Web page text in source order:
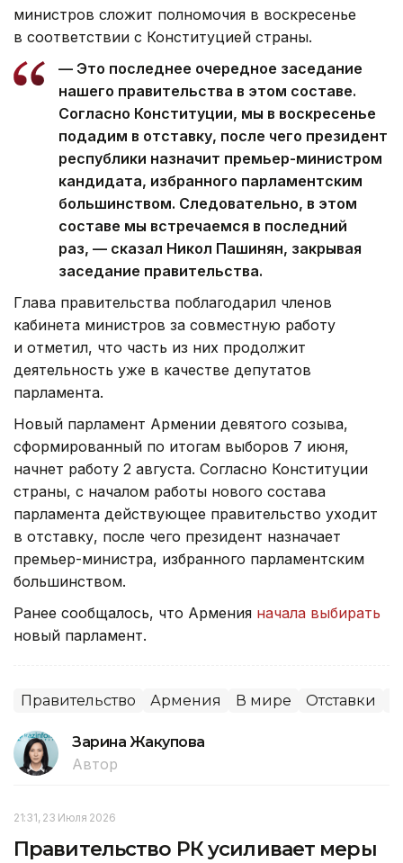
министров сложит полномочия в воскресенье
в соответствии с Конституцией страны.
— Это последнее очередное заседание
нашего правительства в этом составе.
Согласно Конституции, мы в воскресенье
подадим в отставку, после чего президент
республики назначит премьер-министром
кандидата, избранного парламентским
большинством. Следовательно, в этом
составе мы встречаемся в последний
раз, — сказал Никол Пашинян, закрывая
заседание правительства.
Глава правительства поблагодарил членов
кабинета министров за совместную работу
и отметил, что часть из них продолжит
деятельность уже в качестве депутатов
парламента.
Новый парламент Армении девятого созыва,
сформированный по итогам выборов 7 июня,
начнет работу 2 августа. Согласно Конституции
страны, с началом работы нового состава
парламента действующее правительство уходит
в отставку, после чего президент назначает
премьер-министра, избранного парламентским
большинством.
Ранее сообщалось, что Армения начала выбирать
новый парламент.
Правительство Армения В мире Отставки
Зарина Жакупова
Автор
21:31, 23 Июля 2026
Правительство РК усиливает меры